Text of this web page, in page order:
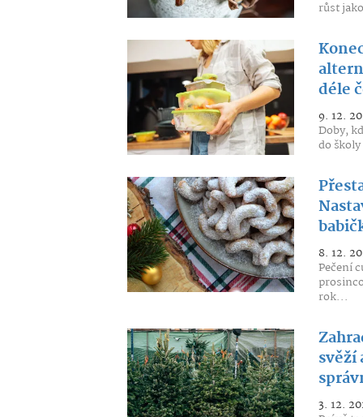
růst
déle
9. 12.
Doby,
do
8. 12.
Pečení
rok...
svěží
3. 12.